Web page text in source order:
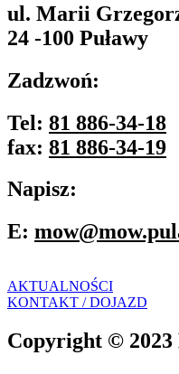
ul. Marii
24 -100 Puławy
Zadzwoń:
Tel: 81 886-34-18
fax: 81 886-34-19
Napisz:
E:
AKTUALNOŚCI
KONTAKT / DOJAZD
Copyright © 2023